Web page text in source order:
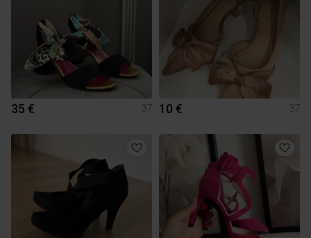
35 € 37 10 € 37